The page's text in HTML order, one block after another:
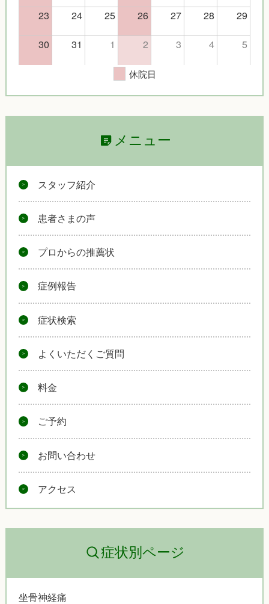
23 24 25 26 27 28
29
30
31 1 2 3 4 5
休院日
メニュー
スタッフ紹介
患者さまの声
プロからの推薦状
症例報告
症状検索
よくいただくご質問
料金
ご予約
お問い合わせ
アクセス
症状別ページ
坐骨神経痛